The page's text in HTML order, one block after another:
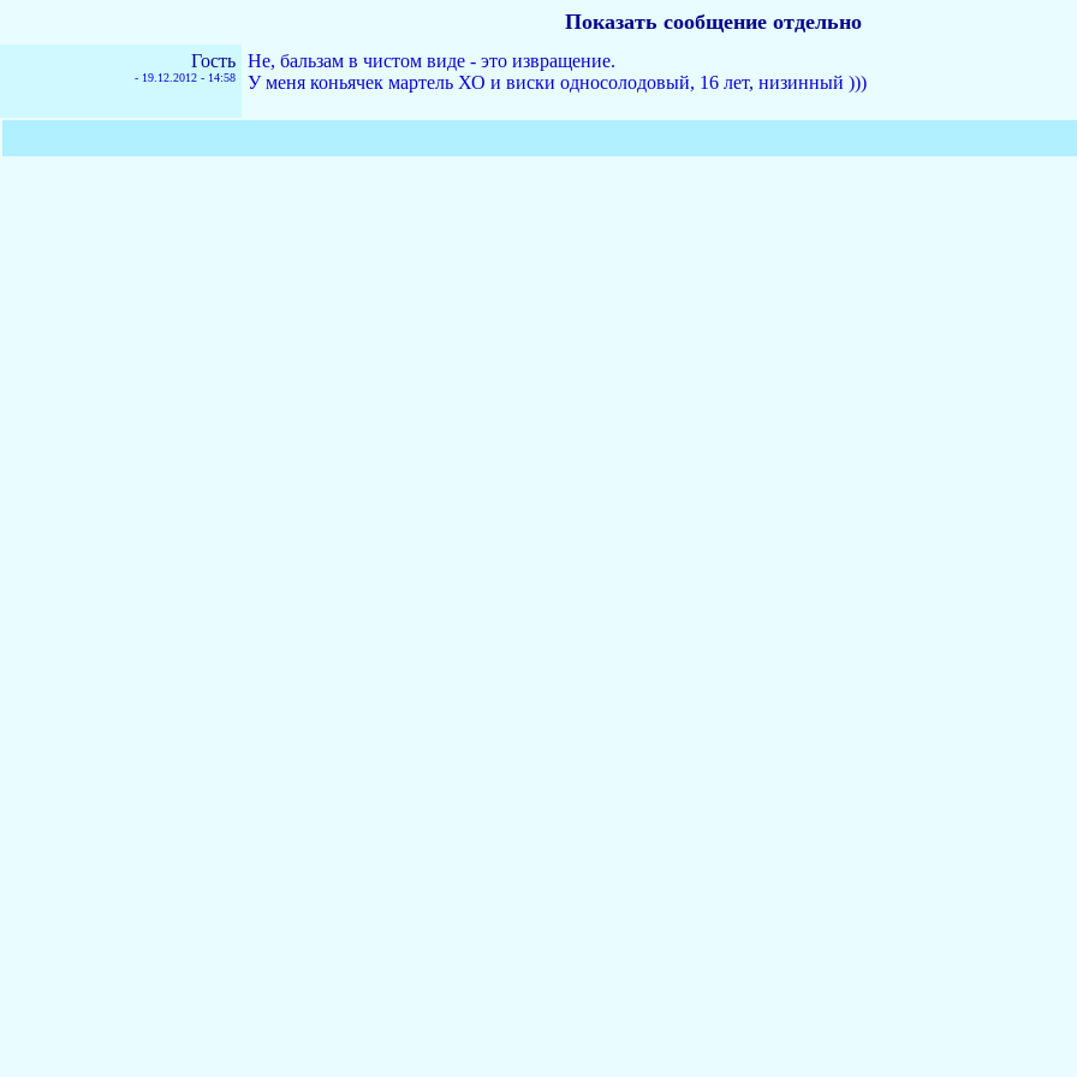
Показать сообщение отдельно
Гость
- 19.12.2012 - 14:58
Не, бальзам в чистом виде - это извращение.
У меня коньячек мартель ХО и виски односолодовый, 16 лет, низинный )))